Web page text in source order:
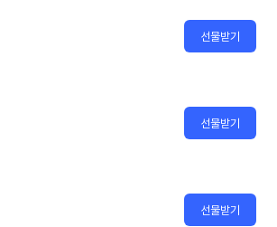
선물받기
선물받기
선물받기